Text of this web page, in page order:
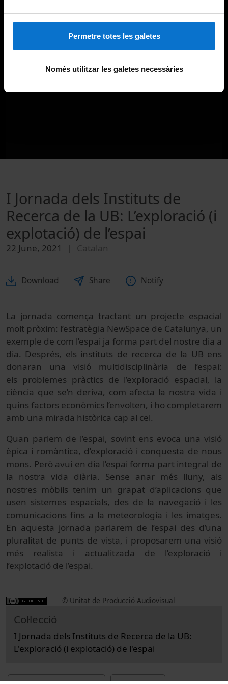
Permetre totes les galetes
Només utilitzar les galetes necessàries
I Jornada dels Instituts de
Recerca de la UB: L’exploració (i
explotació) de l’espai
22 June, 2021 Catalan
Download Share Notify
La jornada comença tractant un projecte espacial
molt pròxim: l’estratègia NewSpace de Catalunya, un
exemple de com l’espai ja forma part del nostre dia a
dia. Després, els instituts de recerca de la UB ens
donaran una visió multidisciplinària de l’espai:
els problemes pràctics de l’exploració espacial, la
ciència que se’n deriva, com afecta la nostra vida i
quins factors econòmics l’envolten, i ho completarem
amb una mirada històrica cap al cel.
Quan parlem de l’espai, sovint ens evoca una visió
èpica i romàntica, d’exploració i conquesta de nous
mons. Però avui en dia l’espai forma part integral de
la nostra vida diària. Sense anar més lluny, als
nostres mòbils tenim un grapat d’aplicacions que
usen sistemes espacials, des de la navegació i les
comunicacions fins a la meteorologia i les imatges.
En aquesta jornada parlarem de l’espai des d’una
pluralitat de punts de vista, i proposarem una visió
més realista i actualitzada de l’exploració i
l’explotació de l’espai.
© Unitat de Producció Audiovisual
Col·lecció
I Jornada dels Instituts de Recerca de la UB:
L'exploració (i explotació) de l'espai